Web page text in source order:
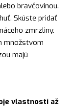
bravčovinou.
Skúste pridať
zmrzliny.
množstvom
majú
vlastnosti až